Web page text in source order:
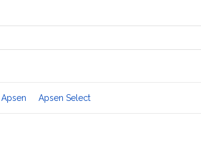
Apsen Select